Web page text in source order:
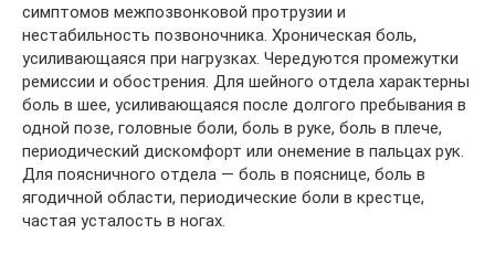
симптомов межпозвонковой протрузии и
нестабильность позвоночника. Хроническая боль,
усиливающаяся при нагрузках. Чередуются промежутки
ремиссии и обострения. Для шейного отдела характерны
боль в шее, усиливающаяся после долгого пребывания в
одной позе, головные боли, боль в руке, боль в плече,
периодический дискомфорт или онемение в пальцах рук.
Для поясничного отдела — боль в пояснице, боль в
ягодичной области, периодические боли в крестце,
частая усталость в ногах.